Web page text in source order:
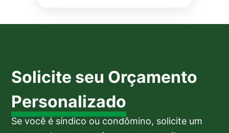
Solicite seu Orçamento
Personalizado
Se você é síndico ou condômino, solicite um